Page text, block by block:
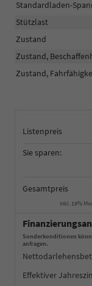
Listenpreis
Sie sparen:
Gesamtpreis
inkl. 19%
Sonderkonditionen
anfragen.
Effektiver
Standardladen-
Stützlast
Zustand
Zustand,
Zustand,